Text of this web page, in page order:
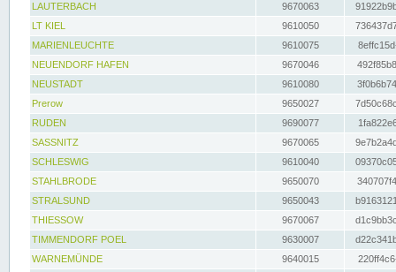
LAUTERBACH
9670063
LT KIEL
9610050
MARIENLEUCHTE
9610075
NEUENDORF HAFEN
9670046
NEUSTADT
9610080
Prerow
9650027
RUDEN
9690077
SASSNITZ
9670065
SCHLESWIG
9610040
STAHLBRODE
9650070
STRALSUND
9650043
THIESSOW
9670067
TIMMENDORF POEL
9630007
WARNEMÜNDE
9640015